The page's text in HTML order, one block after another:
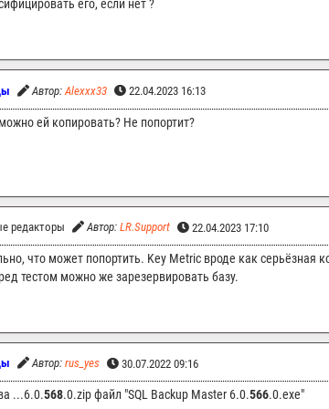
его, если нет ?
Автор: Alexxx33 22.04.2023 16:13
ей копировать? Не попортит?
редакторы Автор: LR.Support 22.04.2023 17:10
что может попортить. Key Metric вроде как серьёзная
тестом можно же зарезервировать базу.
Автор: rus_yes 30.07.2022 09:16
...6.0.568.0.zip файл "SQL Backup Master 6.0.566.0.exe"